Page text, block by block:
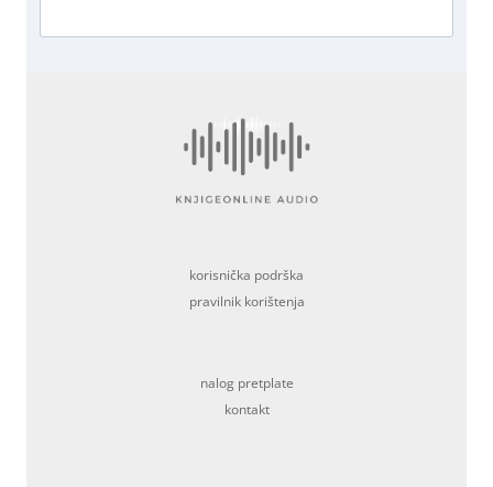
korisnička podrška
pravilnik korištenja
nalog pretplate
kontakt